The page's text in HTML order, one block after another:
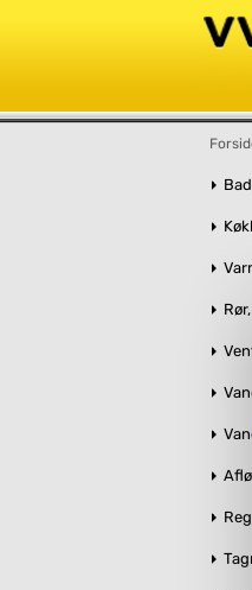
Rør,